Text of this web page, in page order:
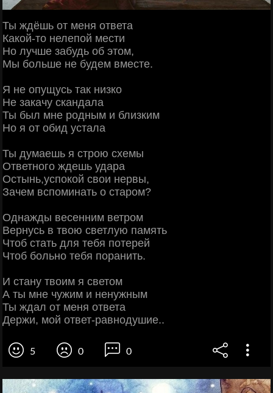
Ты ждёшь от меня ответа
Какой-то нелепой мести
Но лучше забудь об этом,
Мы больше не будем вместе.
Я не опущусь так низко
Не закачу скандала
Ты был мне родным и близким
Но я от обид устала
Ты думаешь я строю схемы
Ответного ждешь удара
Остынь,успокой свои нервы,
Зачем вспоминать о старом?
Однажды весенним ветром
Вернусь в твою светлую память
Чтоб стать для тебя потерей
Чтоб больно тебя поранить.
И стану твоим я светом
А ты мне чужим и ненужным
Ты ждал от меня ответа
Держи, мой ответ-равнодушие..
5 0 0